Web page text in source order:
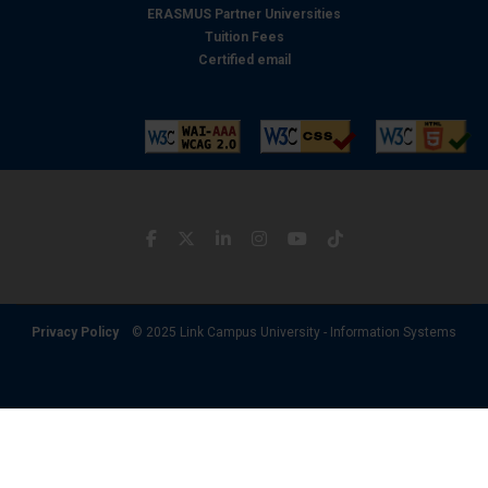
ERASMUS Partner Universities
Tuition Fees
Certified email
Privacy Policy © 2025 Link Campus University - Information Systems